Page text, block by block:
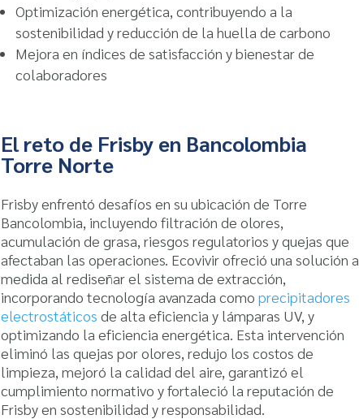
Optimización energética, contribuyendo a la
sostenibilidad y reducción de la huella de carbono
Mejora en índices de satisfacción y bienestar de
colaboradores
El reto de Frisby en Bancolombia
Torre Norte
Frisby enfrentó desafíos en su ubicación de Torre
Bancolombia, incluyendo filtración de olores,
acumulación de grasa, riesgos regulatorios y quejas que
afectaban las operaciones. Ecovivir ofreció una solución a
medida al rediseñar el sistema de extracción,
incorporando tecnología avanzada como precipitadores
electrostáticos de alta eficiencia y lámparas UV, y
optimizando la eficiencia energética. Esta intervención
eliminó las quejas por olores, redujo los costos de
limpieza, mejoró la calidad del aire, garantizó el
cumplimiento normativo y fortaleció la reputación de
Frisby en sostenibilidad y responsabilidad.